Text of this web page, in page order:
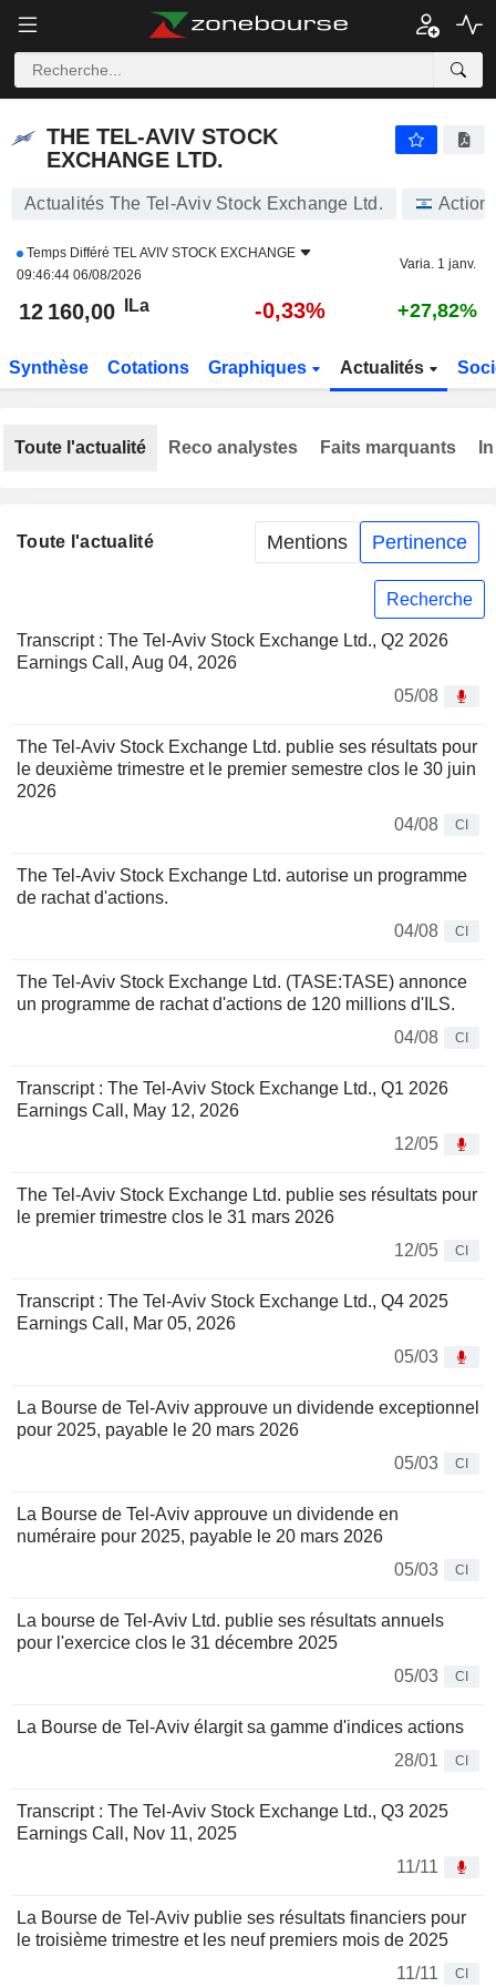
THE TEL-AVIV STOCK
EXCHANGE LTD.
Actualités The Tel-Aviv Stock Exchange Ltd.
Temps Différé TEL AVIV STOCK EXCHANGE
09:46:44 06/08/2026
Varia. 1 janv.
12 160,00 ILa -0,33% +27,82%
Synthèse Cotations Graphiques Actualités
Toute l'actualité Mentions Pertinence
Recherche
Transcript : The Tel-Aviv Stock Exchange Ltd., Q2 2026
Earnings Call, Aug 04, 2026
05/08
The Tel-Aviv Stock Exchange Ltd. publie ses résultats pour
le deuxième trimestre et le premier semestre clos le 30 juin
2026
04/08
CI
The Tel-Aviv Stock Exchange Ltd. autorise un programme
de rachat d'actions.
04/08
CI
The Tel-Aviv Stock Exchange Ltd. (TASE:TASE) annonce
un programme de rachat d'actions de 120 millions d'ILS.
04/08
CI
Transcript : The Tel-Aviv Stock Exchange Ltd., Q1 2026
Earnings Call, May 12, 2026
12/05
The Tel-Aviv Stock Exchange Ltd. publie ses résultats pour
le premier trimestre clos le 31 mars 2026
12/05
CI
Transcript : The Tel-Aviv Stock Exchange Ltd., Q4 2025
Earnings Call, Mar 05, 2026
05/03
La Bourse de Tel-Aviv approuve un dividende exceptionnel
pour 2025, payable le 20 mars 2026
05/03
CI
La Bourse de Tel-Aviv approuve un dividende en
numéraire pour 2025, payable le 20 mars 2026
05/03
CI
La bourse de Tel-Aviv Ltd. publie ses résultats annuels
pour l'exercice clos le 31 décembre 2025
05/03
CI
La Bourse de Tel-Aviv élargit sa gamme d'indices actions
28/01
CI
Transcript : The Tel-Aviv Stock Exchange Ltd., Q3 2025
Earnings Call, Nov 11, 2025
11/11
La Bourse de Tel-Aviv publie ses résultats financiers pour
le troisième trimestre et les neuf premiers mois de 2025
11/11
CI
Toute l'actualité Reco analystes Faits marquants